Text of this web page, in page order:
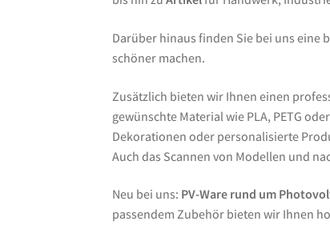
Darüber hinaus finden Sie bei uns eine
schöner machen.
Zusätzlich bieten wir Ihnen einen
gewünschte Material wie PLA, PETG
Dekorationen oder personalisierte
Auch das Scannen von Modellen und
Neu bei uns: PV-Ware rund um
passendem Zubehör bieten wir Ihnen